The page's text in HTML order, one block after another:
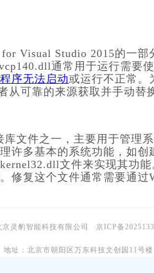
通常用于运行需要
序无法启动或运行不正常。
从可靠的来源获取并手动
许多基本的系统功能，如创
文件来实现其功
修复这个文件通常需要通过
灵豹智能科技有限公司 京ICP备
地址：北京市朝阳区万东科技文创园11号楼